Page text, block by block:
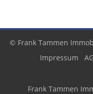
© Frank Tammen
Impressum
Frank Tammen